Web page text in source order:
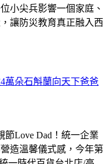
小尖兵影響一個家庭、
讓防災教育真正融入西
萬朵石斛蘭向天下爸爸
節Love Dad！統一企業
造溫馨儀式感，今年第